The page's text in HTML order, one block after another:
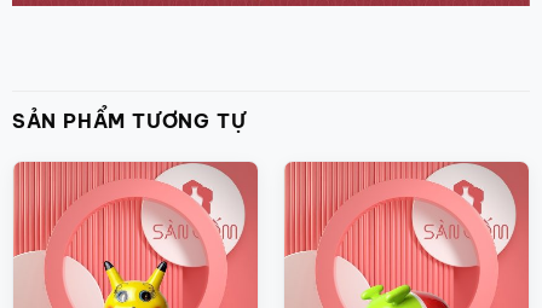
SẢN PHẨM TƯƠNG TỰ